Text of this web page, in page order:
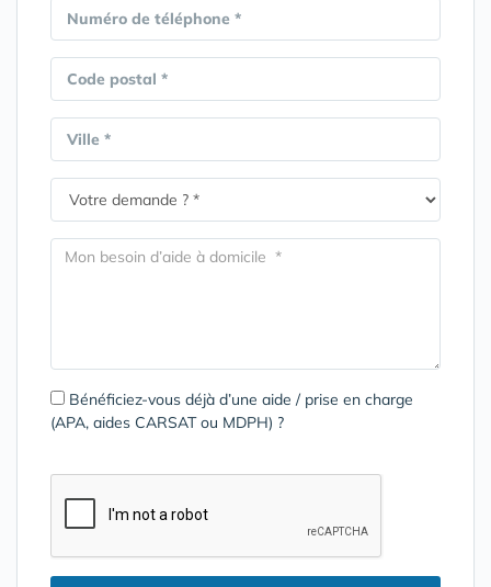
Numéro de téléphone *
Code postal *
Ville *
Bénéficiez-vous déjà d’une aide / prise en charge
(APA, aides CARSAT ou MDPH) ?